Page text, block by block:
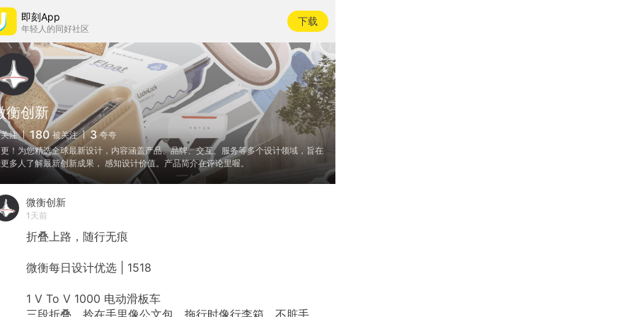
即刻App
年轻人的同好社区
下载
衡创新
关注 180 被关注 3 夸夸
！为您精选全球最新设计，内容涵盖产品、品牌、交互、服务等多个设计领域，旨在
多人了解最新创新成果， 感知设计价值。产品简介在评论里喔。
微衡创新
1天前
折叠上路，随行无痕
微衡每日设计优选 1518
1 V To V 1000 电动滑板车
三段折叠，拎在手里像公文包，拖行时像行李箱。不脏手，